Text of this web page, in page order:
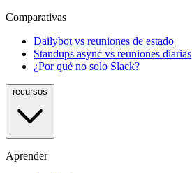
Comparativas
Dailybot vs reuniones de estado
Standups async vs reuniones diarias
¿Por qué no solo Slack?
Aprender